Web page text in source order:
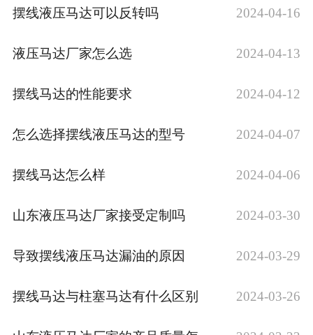
联系我们
摆线液压马达可以反转吗 2024-04-16
液压马达厂家怎么选 2024-04-13
摆线马达的性能要求 2024-04-12
怎么选择摆线液压马达的型号 2024-04-07
摆线马达怎么样 2024-04-06
山东液压马达厂家接受定制吗 2024-03-30
导致摆线液压马达漏油的原因 2024-03-29
摆线马达与柱塞马达有什么区别 2024-03-26